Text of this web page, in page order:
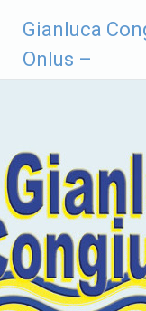
contenuto
Gianluca
Onlus –